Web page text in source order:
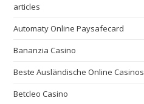
articles
Automaty Online Paysafecard
Bananzia Casino
Beste Ausländische Online Casinos
Betcleo Casino